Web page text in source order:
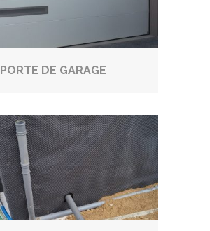
PORTE DE GARAGE